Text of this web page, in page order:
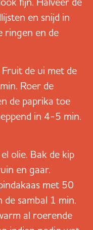
en snijd in
ringen en de
de ui met de
Roer de
de paprika toe
in 4-5 min.
olie. Bak de kip
en gaar.
met 50
de sambal 1 min.
al roerende